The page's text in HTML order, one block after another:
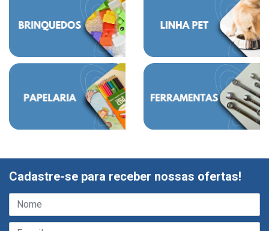
Cadastre-se para receber nossas ofertas!